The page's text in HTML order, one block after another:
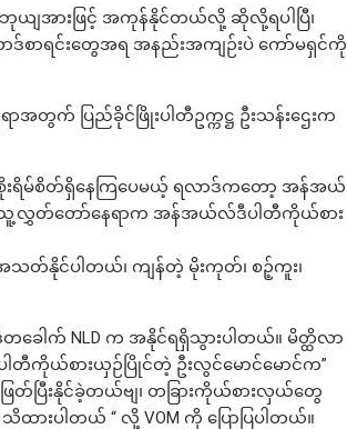
ျအားဖြင့် အကုန်နိုင်တယ်လို့ ဆိုလို့ရပါပြီ၊
ာဒ်စာရင်းတွေအရ အနည်းအကျဉ်းပဲ ကော်မရှင်ကို
တွက် ပြည်ခိုင်ဖြိုးပါတီဥက္ကဋ္ဌ ဦးသန်းဌေးက
း စိုးရိမ်စိတ်ရှိနေကြပေမယ့် ရလာဒ်ကတော့ အန်အယ်
သူ့လွှတ်တော်နေရာက အန်အယ်လ်ဒီပါတီကိုယ်စား
သတ်နိုင်ပါတယ်၊ ကျန်တဲ့ မိုးကုတ်၊ စဉ့်ကူး၊
တခေါက် NLD က အနိုင်ရရှိသွားပါတယ်။ မိတ္ထိလာ
ယ်စားယှဉ်ပြိုင်တဲ့ ဦးလွင်မောင်မောင်က”
တ်ပြီးနိုင်ခဲ့တယ်ဗျ၊ တခြားကိုယ်စားလှယ်တွေ
းပါတယ် “ လို့ VOM ကို ပြောပြပါတယ်။